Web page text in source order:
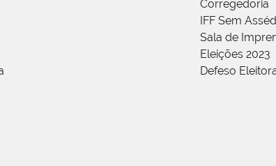
Corregedoria
IFF Sem
Sala de
Eleições 2023
Defeso